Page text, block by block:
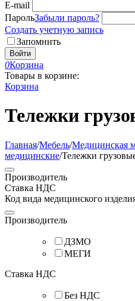
E-mail
ПарольЗабыли пароль?
Создать учетную запись
Запомнить
Войти
0Корзина
Товары в корзине:
Корзина
Тележки
Главная/Мебель/Медицинская
медицинские/Тележки
Производитель
Ставка НДС
Код вида медицинского
Производитель
ДЗМО
МЕГИ
Ставка НДС
Без НДС